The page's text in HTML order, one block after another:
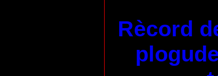
Rècord